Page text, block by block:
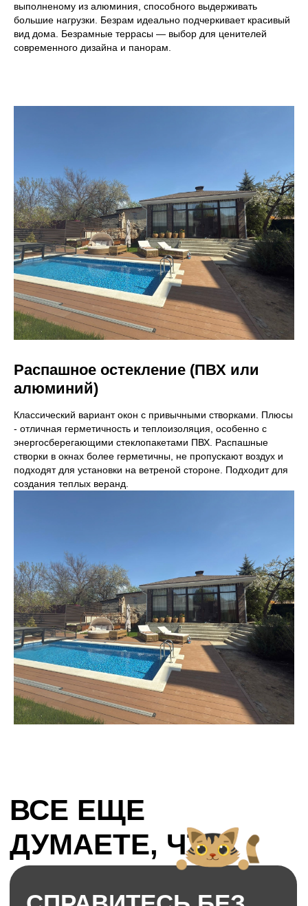
выполненому из алюминия, способного выдерживать
большие нагрузки. Безрам идеально подчеркивает красивый
вид дома. Безрамные террасы — выбор для ценителей
современного дизайна и панорам.
Распашное остекление (ПВХ или
алюминий)
Классический вариант окон с привычными створками. Плюсы
- отличная герметичность и теплоизоляция, особенно с
энергосберегающими стеклопакетами ПВХ. Распашные
створки в окнах более герметичны, не пропускают воздух и
подходят для установки на ветреной стороне. Подходит для
создания теплых веранд.
Шумоизоляционное
внутреннее стекло и
ручка с секретным
замком убережет
ребенка от
выпадения
Благодаря
антирезонансному
cтеклопакету и
энергосберегающему
раза.
Время взлома
антивандального окна
увеличивается
минимум на 15 мин.
Наши
работы в